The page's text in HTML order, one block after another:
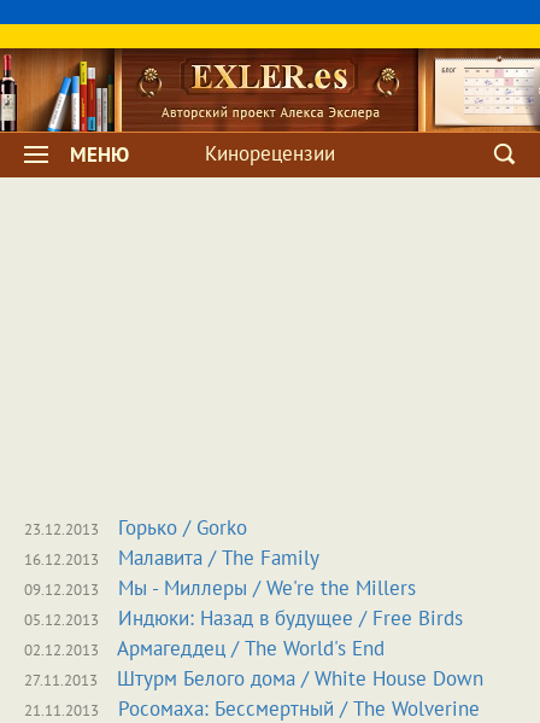
МЕНЮ Кинорецензии
23.12.2013 Горько /Gorko
16.12.2013 Малавита /The Family
09.12.2013 Мы - Миллеры /We're the Millers
05.12.2013 Индюки: Назад в будущее /Free Birds
02.12.2013 Армагеддец /The World's End
27.11.2013 Штурм Белого дома /White House Down
21.11.2013 Росомаха: Бессмертный /The Wolverine